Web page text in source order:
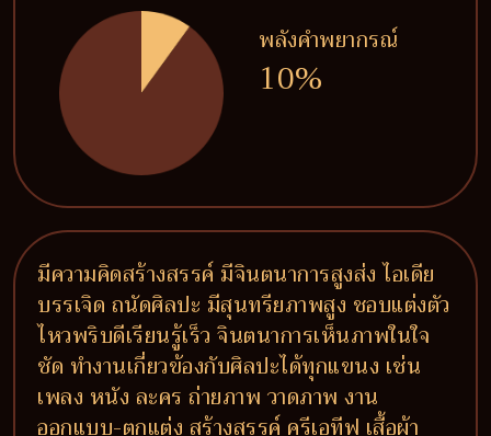
พลังคำพยากรณ์
10%
มีความคิดสร้างสรรค์ มีจินตนาการสูงส่ง ไอเดีย
บรรเจิด ถนัดศิลปะ มีสุนทรียภาพสูง ชอบแต่งตัว
ไหวพริบดีเรียนรู้เร็ว จินตนาการเห็นภาพในใจ
ชัด ทำงานเกี่ยวข้องกับศิลปะได้ทุกแขนง เช่น
เพลง หนัง ละคร ถ่ายภาพ วาดภาพ งาน
ออกแบบ-ตกแต่ง สร้างสรรค์ ครีเอทีฟ เสื้อผ้า